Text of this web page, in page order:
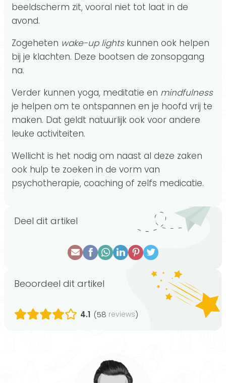
beeldscherm zit, vooral niet tot laat in de
avond.
Zogeheten wake-up lightskunnen ook helpen
bij je klachten. Deze bootsen de zonsopgang
na.
Verder kunnen yoga, meditatie en mindfulness
je helpen om te ontspannen en je hoofd vrij te
maken. Dat geldt natuurlijk ook voor andere
leuke activiteiten.
Wellicht is het nodig om naast al deze zaken
ook hulp te zoeken in de vorm van
psychotherapie, coaching of zelfs medicatie.
Deel dit artikel
Beoordeel dit artikel
4.1 (58 reviews)